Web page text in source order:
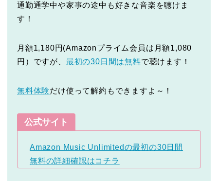
通勤通学中や家事の途中も好きな音楽を聴けま
す！
月額1,180円(Amazonプライム会員は月額1,080
円）ですが、 最初の30日間は無料で聴けます！
無料体験だけ使って解約もできますよ～！
公式サイト
Amazon Music Unlimitedの最初の30日間
無料の詳細確認はコチラ